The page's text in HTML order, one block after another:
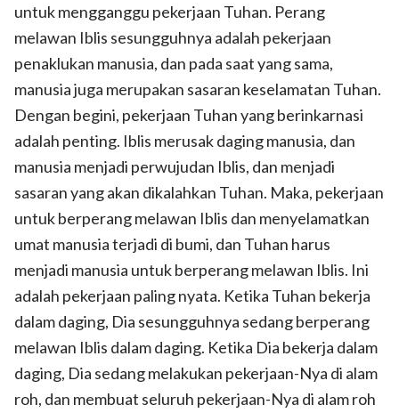
untuk mengganggu pekerjaan Tuhan. Perang
melawan Iblis sesungguhnya adalah pekerjaan
penaklukan manusia, dan pada saat yang sama,
manusia juga merupakan sasaran keselamatan Tuhan.
Dengan begini, pekerjaan Tuhan yang berinkarnasi
adalah penting. Iblis merusak daging manusia, dan
manusia menjadi perwujudan Iblis, dan menjadi
sasaran yang akan dikalahkan Tuhan. Maka, pekerjaan
untuk berperang melawan Iblis dan menyelamatkan
umat manusia terjadi di bumi, dan Tuhan harus
menjadi manusia untuk berperang melawan Iblis. Ini
adalah pekerjaan paling nyata. Ketika Tuhan bekerja
dalam daging, Dia sesungguhnya sedang berperang
melawan Iblis dalam daging. Ketika Dia bekerja dalam
daging, Dia sedang melakukan pekerjaan-Nya di alam
roh, dan membuat seluruh pekerjaan-Nya di alam roh